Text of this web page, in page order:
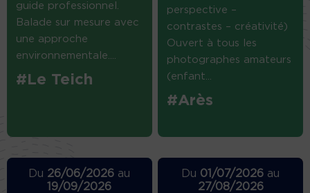
guide professionnel.
Balade sur mesure avec
une approche
environnementale....
#Le Teich
perspective –
contrastes – créativité)
Ouvert à tous les
photographes amateurs
(enfant...
#Arès
Du 26/06/2026 au
19/09/2026
Du 01/07/2026 au
27/08/2026